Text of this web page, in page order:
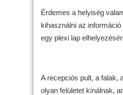
Érdemes a helyiség
kihasználni az
egy plexi lap
A recepciós pult, a falak,
olyan felületet kínálnak,